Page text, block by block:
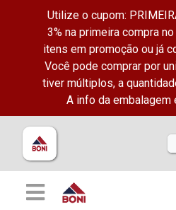
Utilize o cupom:
3% na primeira compra
itens em promoção ou já
Você pode comprar por
tiver múltiplos, a
A info da embalagem